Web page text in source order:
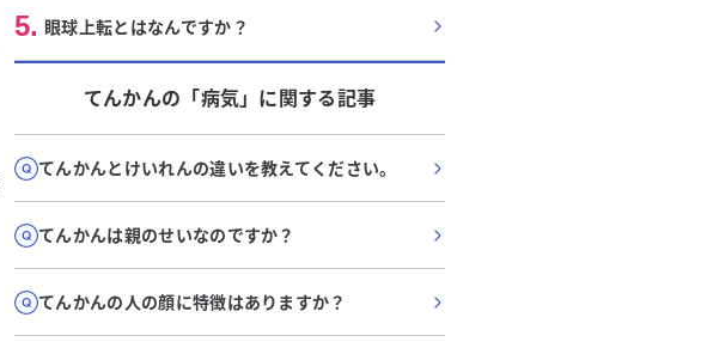
5. 眼球上転とはなんですか？
てんかんの「病気」に関する記事
てんかんとけいれんの違いを教えてください。
てんかんは親のせいなのですか？
てんかんの人の顔に特徴はありますか？